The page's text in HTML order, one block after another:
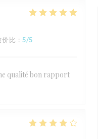
价比 : 5/5
qualité bon rapport